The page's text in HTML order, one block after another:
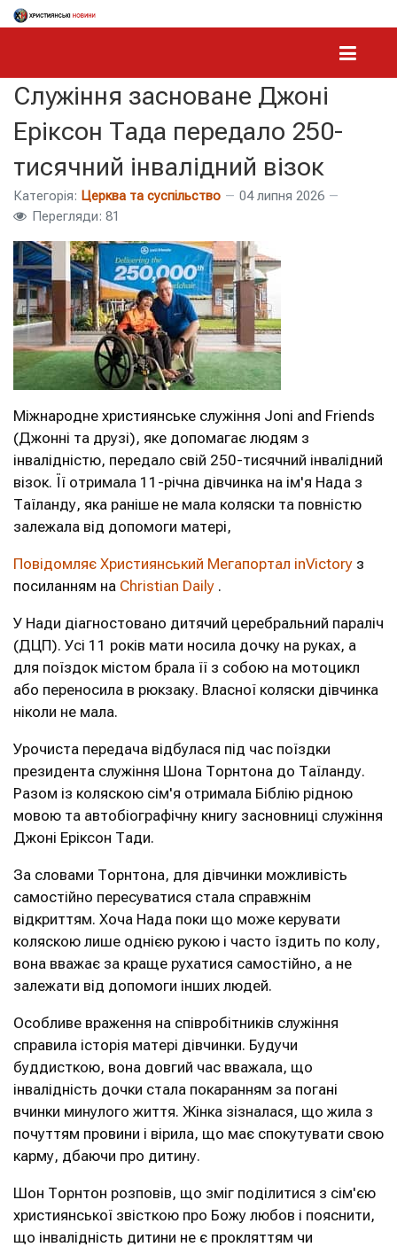
Служіння засноване Джоні
Еріксон Тада передало 250-
тисячний інвалідний візок
Категорія: Церква та суспільство
04 липня 2026
Перегляди: 81
Міжнародне християнське служіння Joni and Friends
(Джонні та друзі), яке допомагає людям з
інвалідністю, передало свій 250-тисячний інвалідний
візок. Її отримала 11-річна дівчинка на ім'я Нада з
Таїланду, яка раніше не мала коляски та повністю
залежала від допомоги матері,
Повідомляє Християнський Мегапортал inVictory з
посиланням на Christian Daily .
У Нади діагностовано дитячий церебральний параліч
(ДЦП). Усі 11 років мати носила дочку на руках, а
для поїздок містом брала її з собою на мотоцикл
або переносила в рюкзаку. Власної коляски дівчинка
ніколи не мала.
Урочиста передача відбулася під час поїздки
президента служіння Шона Торнтона до Таїланду.
Разом із коляскою сім'я отримала Біблію рідною
мовою та автобіографічну книгу засновниці служіння
Джоні Еріксон Тади.
За словами Торнтона, для дівчинки можливість
самостійно пересуватися стала справжнім
відкриттям. Хоча Нада поки що може керувати
коляскою лише однією рукою і часто їздить по колу,
вона вважає за краще рухатися самостійно, а не
залежати від допомоги інших людей.
Особливе враження на співробітників служіння
справила історія матері дівчинки. Будучи
буддисткою, вона довгий час вважала, що
інвалідність дочки стала покаранням за погані
вчинки минулого життя. Жінка зізналася, що жила з
почуттям провини і вірила, що має спокутувати свою
карму, дбаючи про дитину.
Шон Торнтон розповів, що зміг поділитися з сім'єю
християнської звісткою про Божу любов і пояснити,
що інвалідність дитини не є прокляттям чи